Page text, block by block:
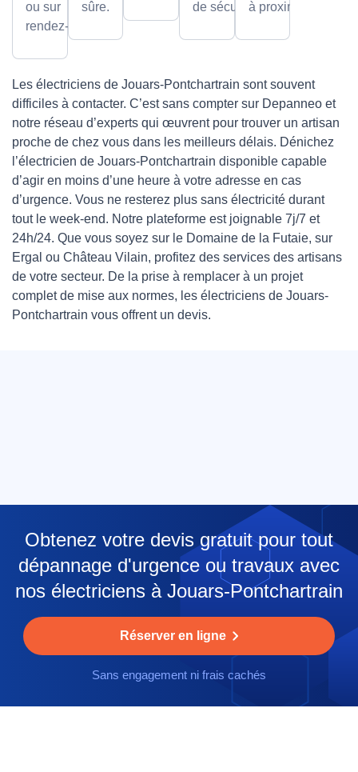
ou sur
rendez-vous
sûre.
de sécurité.à proximité
Les électriciens de Jouars-Pontchartrain sont souvent
difficiles à contacter. C’est sans compter sur Depanneo et
notre réseau d’experts qui œuvrent pour trouver un artisan
proche de chez vous dans les meilleurs délais. Dénichez
l’électricien de Jouars-Pontchartrain disponible capable
d’agir en moins d’une heure à votre adresse en cas
d’urgence. Vous ne resterez plus sans électricité durant
tout le week-end. Notre plateforme est joignable 7j/7 et
24h/24. Que vous soyez sur le Domaine de la Futaie, sur
Ergal ou Château Vilain, profitez des services des artisans
de votre secteur. De la prise à remplacer à un projet
complet de mise aux normes, les électriciens de Jouars-
Pontchartrain vous offrent un devis.
Obtenez votre devis gratuit pour tout
dépannage d'urgence ou travaux avec
nos électriciens à Jouars-Pontchartrain
Réserver en ligne
Sans engagement ni frais cachés